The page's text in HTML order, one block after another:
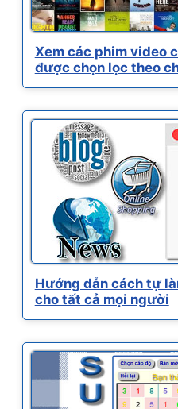
Xem các phim video
được chọn lọc theo
Hướng dẫn cách tự
cho tất cả mọi người